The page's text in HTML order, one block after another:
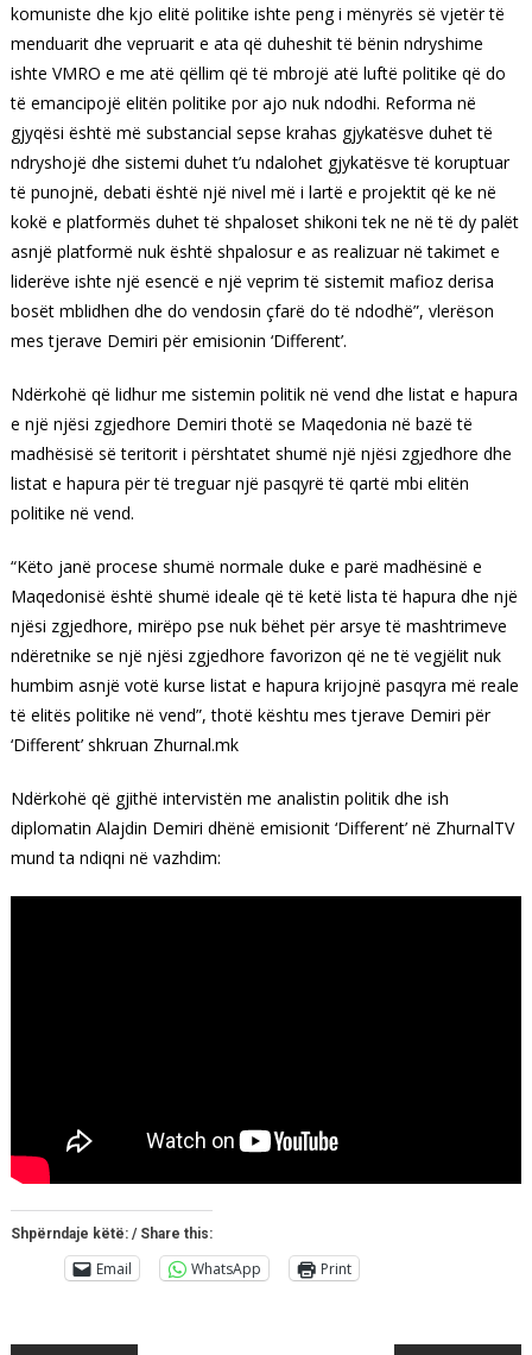
komuniste dhe kjo elitë politike ishte peng i mënyrës së vjetër të
menduarit dhe vepruarit e ata që duheshit të bënin ndryshime
ishte VMRO e me atë qëllim që të mbrojë atë luftë politike që do
të emancipojë elitën politike por ajo nuk ndodhi. Reforma në
gjyqësi është më substancial sepse krahas gjykatësve duhet të
ndryshojë dhe sistemi duhet t’u ndalohet gjykatësve të koruptuar
të punojnë, debati është një nivel më i lartë e projektit që ke në
kokë e platformës duhet të shpaloset shikoni tek ne në të dy palët
asnjë platformë nuk është shpalosur e as realizuar në takimet e
liderëve ishte një esencë e një veprim të sistemit mafioz derisa
bosët mblidhen dhe do vendosin çfarë do të ndodhë”, vlerëson
mes tjerave Demiri për emisionin ‘Different’.
Ndërkohë që lidhur me sistemin politik në vend dhe listat e hapura
e një njësi zgjedhore Demiri thotë se Maqedonia në bazë të
madhësisë së teritorit i përshtatet shumë një njësi zgjedhore dhe
listat e hapura për të treguar një pasqyrë të qartë mbi elitën
politike në vend.
“Këto janë procese shumë normale duke e parë madhësinë e
Maqedonisë është shumë ideale që të ketë lista të hapura dhe një
njësi zgjedhore, mirëpo pse nuk bëhet për arsye të mashtrimeve
ndëretnike se një njësi zgjedhore favorizon që ne të vegjëlit nuk
humbim asnjë votë kurse listat e hapura krijojnë pasqyra më reale
të elitës politike në vend”, thotë kështu mes tjerave Demiri për
‘Different’ shkruan Zhurnal.mk
Ndërkohë që gjithë intervistën me analistin politik dhe ish
diplomatin Alajdin Demiri dhënë emisionit ‘Different’ në ZhurnalTV
mund ta ndiqni në vazhdim:
Shpërndaje këtë: / Share this:
Email WhatsApp Print